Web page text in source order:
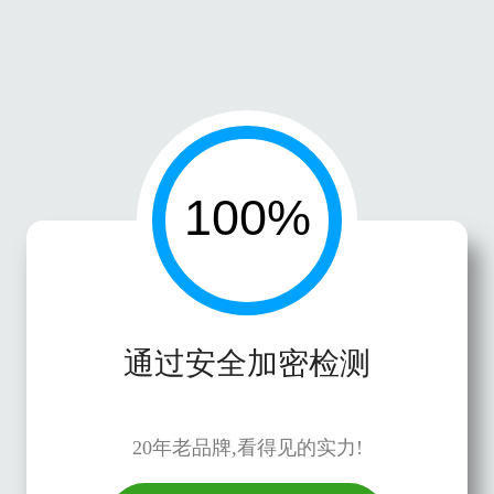
通过安全加密检测
20年老品牌,看得见的实力!